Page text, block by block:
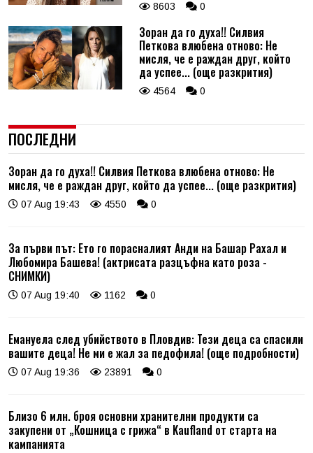
8603 0
Зоран да го духа!! Силвия
Петкова влюбена отново: Не
мисля, че е раждан друг, който
да успее... (още разкрития)
4564 0
ПОСЛЕДНИ
Зоран да го духа!! Силвия Петкова влюбена отново: Не
мисля, че е раждан друг, който да успее... (още разкрития)
07 Aug 19:43 4550 0
За първи път: Ето го порасналият Анди на Башар Рахал и
Любомира Башева! (актрисата разцъфна като роза -
СНИМКИ)
07 Aug 19:40 1162 0
Емануела след убийството в Пловдив: Тези деца са спасили
вашите деца! Не ми е жал за педофила! (още подробности)
07 Aug 19:36 23891 0
Близо 6 млн. броя основни хранителни продукти са
закупени от „Кошница с грижа“ в Kaufland от старта на
кампанията